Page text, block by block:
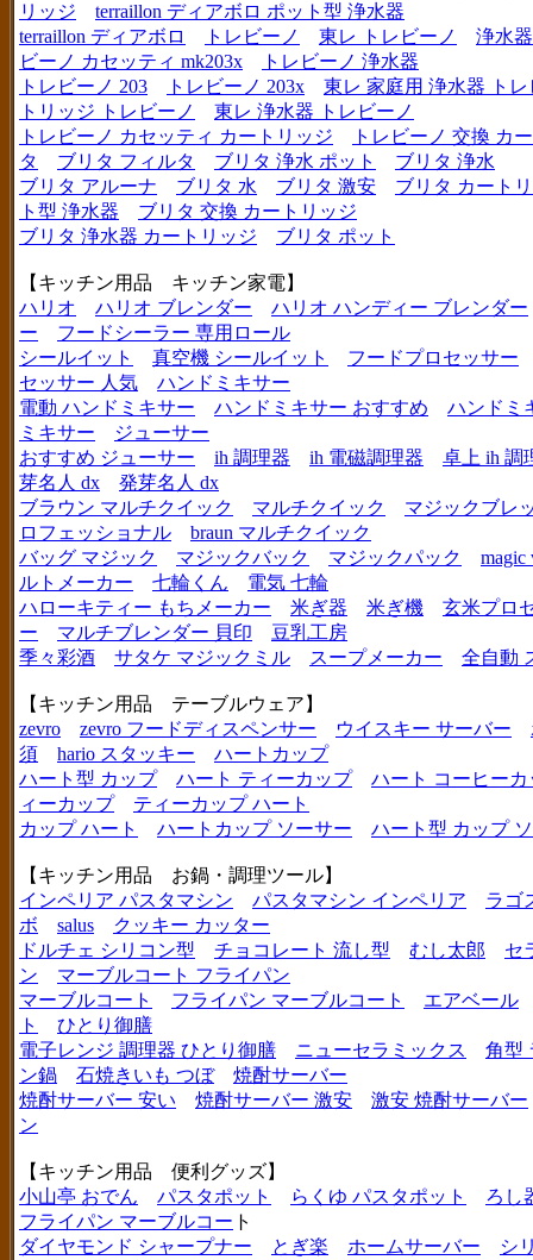
リッジ
terraillon ディアボロ ポット型 浄水器
terraillon ディアボロ
トレビーノ 東レ トレビーノ
浄水
ビーノ カセッティ mk203x
トレビーノ 浄水器
トレビーノ 203
トレビーノ 203x
東レ 家庭用 浄水器 トレ
トリッジ トレビーノ
東レ 浄水器 トレビーノ
トレビーノ カセッティ カートリッジ
トレビーノ 交換 カ
タ
ブリタ フィルタ ブリタ 浄水 ポット
ブリタ 浄水
ブリタ アルーナ
ブリタ 水 ブリタ 激安
ブリタ カート
ト型 浄水器
ブリタ 交換 カートリッジ
ブリタ 浄水器 カートリッジ
ブリタ ポット
【キッチン用品 キッチン家電】
ハリオ
ハリオ ブレンダー
ハリオ ハンディー ブレンダー
ー
フードシーラー 専用ロール
シールイット
真空機 シールイット
フードプロセッサー
セッサー 人気
ハンドミキサー
電動 ハンドミキサー
ハンドミキサー おすすめ
ハンドミ
ミキサー
ジューサー
おすすめ ジューサー
ih 調理器 ih 電磁調理器
卓上 ih 調
芽名人 dx
発芽名人 dx
ブラウン マルチクイック
マルチクイック
マジックブレ
ロフェッショナル
braun マルチクイック
バッグ マジック
マジックバック マジックパック
magic
ルトメーカー
七輪くん
電気 七輪
ハローキティー もちメーカー
米ぎ器 米ぎ機
玄米プロ
ー
マルチブレンダー 貝印
豆乳工房
季々彩酒
サタケ マジックミル スープメーカー 全自動
【キッチン用品 テーブルウェア】
zevro
zevro フードディスペンサー ウイスキー サーバー
須
hario スタッキー
ハートカップ
ハート型 カップ
ハート ティーカップ
ハート コーヒーカ
ィーカップ
ティーカップ ハート
カップ ハート
ハートカップ ソーサー ハート型 カップ
【キッチン用品 お鍋・調理ツール】
インペリア パスタマシン
パスタマシン インペリア
ラゴ
ボ
salus
クッキー カッター
ドルチェ シリコン型
チョコレート 流し型 むし太郎
セ
ン
マーブルコート フライパン
マーブルコート
フライパン マーブルコート
エアベール
ト
ひとり御膳
電子レンジ 調理器 ひとり御膳
ニューセラミックス
角型
ン鍋
石焼きいも つぼ
焼酎サーバー
焼酎サーバー 安い
焼酎サーバー 激安
激安 焼酎サーバー
ン
【キッチン用品 便利グッズ】
小山亭 おでん
パスタポット らくゆ パスタポット
ろし
フライパン マーブルコー ト
ダイヤモンド シャープナー
とぎ楽 ホームサーバー
シ